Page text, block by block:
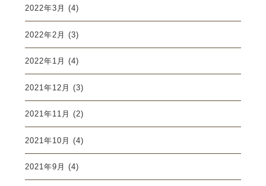
2022年3月 (4)
2022年2月 (3)
2022年1月 (4)
2021年12月 (3)
2021年11月 (2)
2021年10月 (4)
2021年9月 (4)